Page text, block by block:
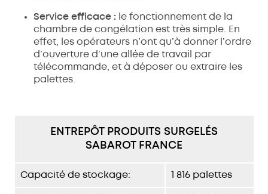
Service efficace : le fonctionnement de la
chambre de congélation est très simple. En
effet, les opérateurs n’ont qu’à donner l’ordre
d’ouverture d’une allée de travail par
télécommande, et à déposer ou extraire les
palettes.
ENTREPÔT PRODUITS SURGELÉS
SABAROT FRANCE
Capacité de stockage: 1 816 palettes